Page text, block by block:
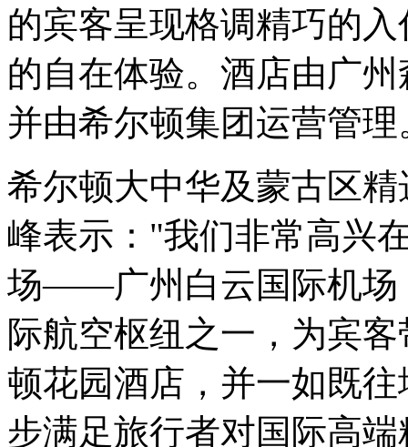
的宾客呈现格调精巧的
的自在体验。酒店由广
并由希尔顿集团运营管理
希尔顿大中华及蒙古区
峰表示："我们非常高兴
场——广州白云国际机场
际航空枢纽之一，为宾
顿花园酒店，并一如既
步满足旅行者对国际高